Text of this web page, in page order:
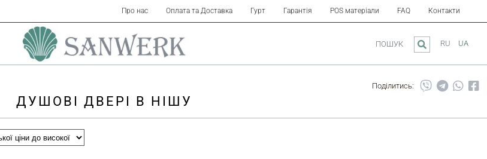
Про нас Оплата та Доставка Гурт Гарантія POS матеріали FAQ Контакти
RU UA
ПОШУК
Поділитись:
ДУШОВІ ДВЕРІ В НІШУ